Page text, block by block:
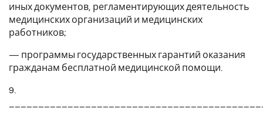
иных документов, регламентирующих деятельность
медицинских организаций и медицинских
работников;
— программы государственных гарантий оказания
гражданам бесплатной медицинской помощи.
9.